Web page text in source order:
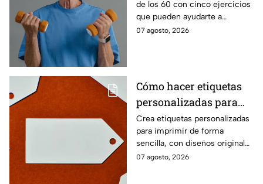
60
de los 60 con cinco ejercicios
que pueden ayudarte a
recuperar fuerza, movilidad y
07 agosto, 2026
Cómo hacer etiquetas
personalizadas para
imprimir
Crea etiquetas personalizadas
para imprimir de forma
sencilla, con diseños originales
y detalles adaptados a tus
07 agosto, 2026